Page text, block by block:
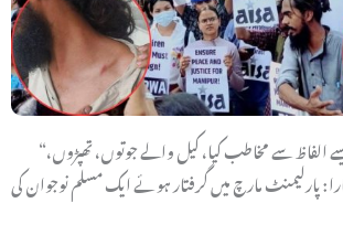
“ملّا، کٹوا، دیش دروہی” جیسے الفاظ سے مخاطب کیا، کیل والے جوتوں، تھپڑوں،
: پارلیمنٹ مارچ میں گرفتار ہوئے ایک مسلم نوجوان کی